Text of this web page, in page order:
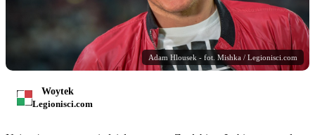
Adam Hlousek - fot. Mishka / Legionisci.com
Woytek
Legionisci.com